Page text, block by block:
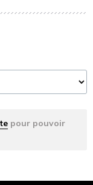
pour pouvoir